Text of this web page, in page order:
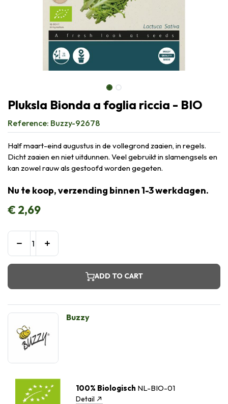
Pluksla Bionda a foglia riccia - BIO
Reference: Buzzy-92678
Half maart-eind augustus in de vollegrond zaaien, in regels.
Dicht zaaien en niet uitdunnen. Veel gebruikt in slamengsels en
kan zowel rauw als gestoofd worden gegeten.
Nu te koop, verzending binnen 1-3 werkdagen.
€2,69
ADD TO CART
Buzzy
100% Biologisch NL-BIO-01
Detail